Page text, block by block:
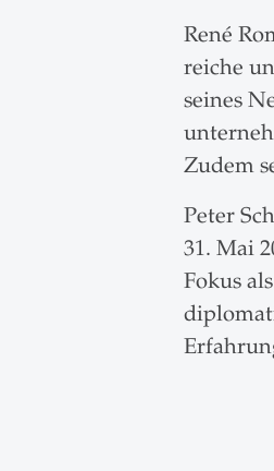
René
reiche
seines
Zudem
Peter
31. Mai
Fokus